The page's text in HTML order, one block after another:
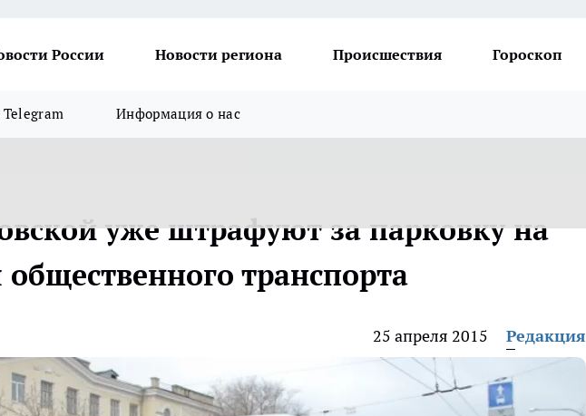
России Новости региона Происшествия Гороскоп
Информация о нас
уже штрафуют за парковку на
общественного транспорта
25 апреля 2015 Редакция